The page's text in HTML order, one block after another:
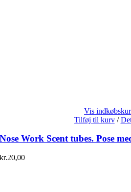
Vis
Tilføj til kurv /
Nose Work Scent tubes. Pose
kr.20,00